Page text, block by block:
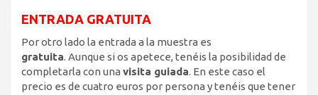
ENTRADA GRATUITA
Por otro lado la entrada a la muestra es
gratuita. Aunque si os apetece, tenéis la posibilidad de
completarla con una visita guiada. En este caso el
precio es de cuatro euros por persona y tenéis que tener